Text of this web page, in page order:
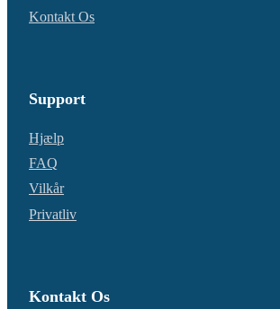
Kontakt Os
Support
Hjælp
FAQ
Vilkår
Privatliv
Kontakt Os